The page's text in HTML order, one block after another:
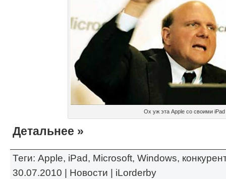
Ох уж эта Apple со своими iPad
Детальнее »
Теги: Apple, iPad, Microsoft, Windows,
30.07.2010 | Новости iLorderby